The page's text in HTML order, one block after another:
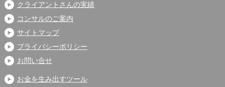
クライアントさんの実績
コンサルのご案内
サイトマップ
プライバシーポリシー
お問い合せ
お金を生み出すツール